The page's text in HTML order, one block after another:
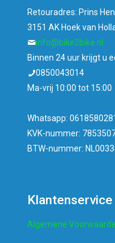
Retouradres: Prins
3151 AK Hoek van
info@bike2bike.nl
Binnen 24 uur krijgt u
0850043014
Ma-vrij 10:00 tot 15:00
Whatsapp:
KVK-nummer:
BTW-nummer:
Klantenservice
Algemene